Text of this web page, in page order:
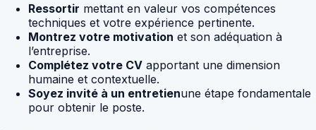
Ressortir mettant en valeur vos compétences
techniques et votre expérience pertinente.
Montrez votre motivation et son adéquation à
l’entreprise.
Complétez votre CV apportant une dimension
humaine et contextuelle.
Soyez invité à un entretienune étape fondamentale
pour obtenir le poste.